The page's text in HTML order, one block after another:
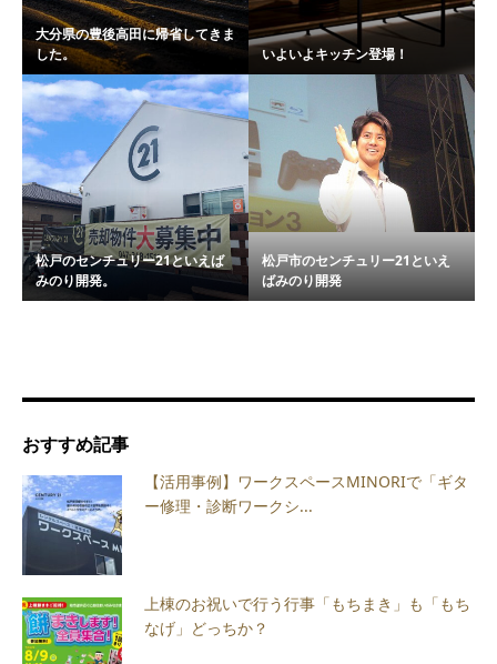
大分県の豊後高田に帰省してきま
した。
いよいよキッチン登場！
松戸のセンチュリー21といえば
みのり開発。
松戸市のセンチュリー21といえ
ばみのり開発
おすすめ記事
【活用事例】ワークスペースMINORIで「ギタ
ー修理・診断ワークシ...
上棟のお祝いで行う行事「もちまき」も「もち
なげ」どっちか？